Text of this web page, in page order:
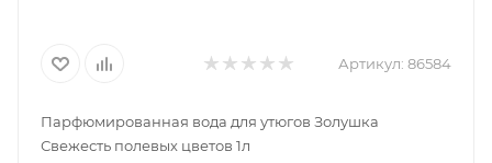
Артикул: 86584
Парфюмированная вода для утюгов Золушка
Свежесть полевых цветов 1л